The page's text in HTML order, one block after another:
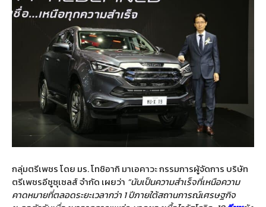
กลุ่มตรีเพชร โดย มร. โทชิอากิ มาเอคาวะ กรรมการผู้จัดการ บริษัท
ตรีเพชรอีซูซุเซลส์ จำกัด เผยว่า “นับเป็นความสำเร็จที่เหนือความ
คาดหมายที่ตลอดระยะเวลากว่า 1 ปีภายใต้สถานการณ์เศรษฐกิจ